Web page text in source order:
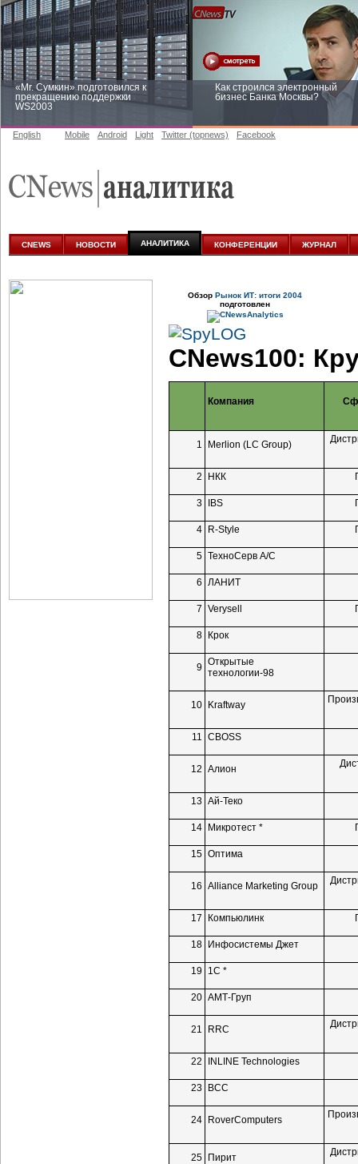
«Mr. Сумкин» подготовился к
прекращению поддержки
WS2003
Как строился электронный
бизнес Банка Москвы?
аналитике
English Mobile Android Light Twitter (topnews) Facebook
CNEWS НОВОСТИ АНАЛИТИКА КОНФЕРЕНЦИИ ЖУРНАЛ
Обзор Рынок ИТ: итоги 2004
подготовлен
CNews100:
Компания
1 Merlion (LC Group)
2 НКК
3 IBS
4 R-Style
5 ТехноСерв А/C
6 ЛАНИТ
7 Verysell
8 Крок
9 Открытые
технологии-98
10 Kraftway
11 CBOSS
12 Алион
13 Ай-Теко
14 Микротест *
15 Оптима
16 Alliance Marketing Group
17 Компьюлинк
18 Инфосистемы Джет
19 1С *
20 АМТ-Груп
21 RRC
22 INLINE Technologies
23 ВСС
24 RoverComputers
25 Пирит